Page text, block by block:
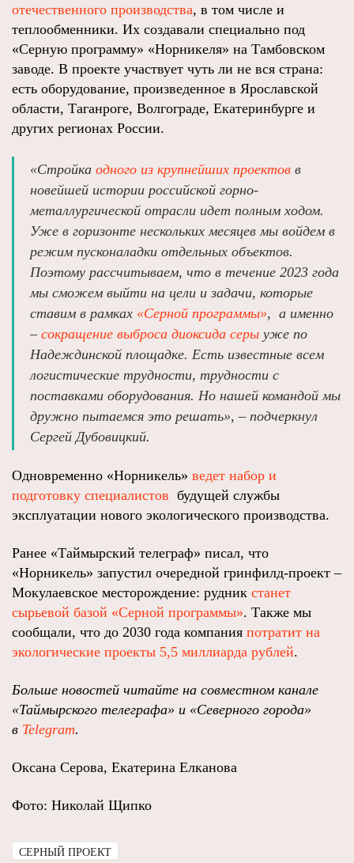
отечественного производства, в том числе и
теплообменники. Их создавали специально под
«Серную программу» «Норникеля» на Тамбовском
заводе. В проекте участвует чуть ли не вся страна:
есть оборудование, произведенное в Ярославской
области, Таганроге, Волгограде, Екатеринбурге и
других регионах России.
«Стройка одного из крупнейших проектов в
новейшей истории российской горно-
металлургической отрасли идет полным ходом.
Уже в горизонте нескольких месяцев мы войдем в
режим пусконаладки отдельных объектов.
Поэтому рассчитываем, что в течение 2023 года
мы сможем выйти на цели и задачи, которые
ставим в рамках «Серной программы», а именно
– сокращение выброса диоксида серы уже по
Надеждинской площадке. Есть известные всем
логистические трудности, трудности с
поставками оборудования. Но нашей командой мы
дружно пытаемся это решать», – подчеркнул
Сергей Дубовицкий.
Одновременно «Норникель» ведет набор и
подготовку специалистов будущей службы
эксплуатации нового экологического производства.
Ранее «Таймырский телеграф» писал, что
«Норникель» запустил очередной гринфилд-проект –
Мокулаевское месторождение: рудник станет
сырьевой базой «Серной программы». Также мы
сообщали, что до 2030 года компания потратит на
экологические проекты 5,5 миллиарда рублей.
Больше новостей читайте на совместном канале
«Таймырского телеграфа» и «Северного города»
в Telegram.
Оксана Серова, Екатерина Елканова
Фото: Николай Щипко
СЕРНЫЙ ПРОЕКТ